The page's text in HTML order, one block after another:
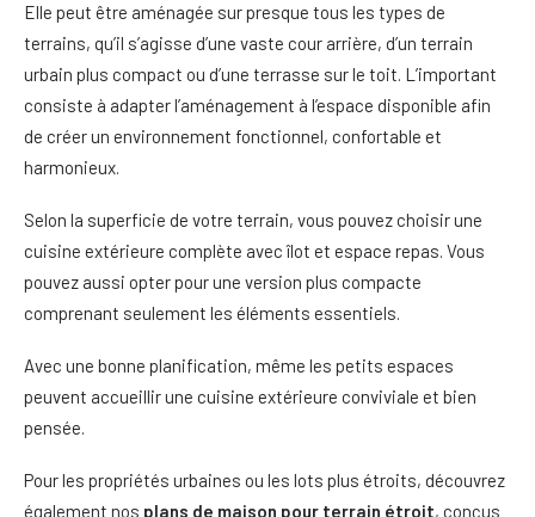
Elle peut être aménagée sur presque tous les types de
terrains, qu’il s’agisse d’une vaste cour arrière, d’un terrain
urbain plus compact ou d’une terrasse sur le toit. L’important
consiste à adapter l’aménagement à l’espace disponible afin
de créer un environnement fonctionnel, confortable et
harmonieux.
Selon la superficie de votre terrain, vous pouvez choisir une
cuisine extérieure complète avec îlot et espace repas. Vous
pouvez aussi opter pour une version plus compacte
comprenant seulement les éléments essentiels.
Avec une bonne planification, même les petits espaces
peuvent accueillir une cuisine extérieure conviviale et bien
pensée.
Pour les propriétés urbaines ou les lots plus étroits, découvrez
également nos plans de maison pour terrain étroit, conçus